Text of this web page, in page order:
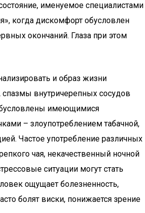
именуемое специалистами
когда дискомфорт обусловлен
окончаний. Глаза при этом
и образ жизни
внутричерепных сосудов
имеющимися
– злоупотреблением табачной,
Частое употребление различных
чая, некачественный ночной
ситуации могут стать
ощущает болезненность,
болят виски, понижается зрение